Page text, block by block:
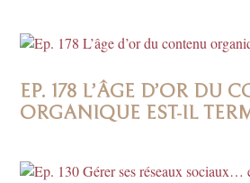
EP. 178 L’ÂGE D’OR DU
ORGANIQUE EST-IL